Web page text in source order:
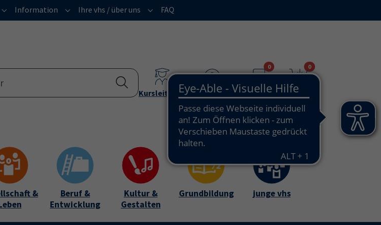
Submenu for "Programm"
Information Submenu for "Information"
Ihre vhs / über uns Submenu for "Ihre vhs / über uns"
FAQ
KursleitendeTeilnehmende
0
Merkzettel
0
Warenkorb
&
Beruf &
Entwicklung
Kultur &
Gestalten
Grundbildung junge vhs